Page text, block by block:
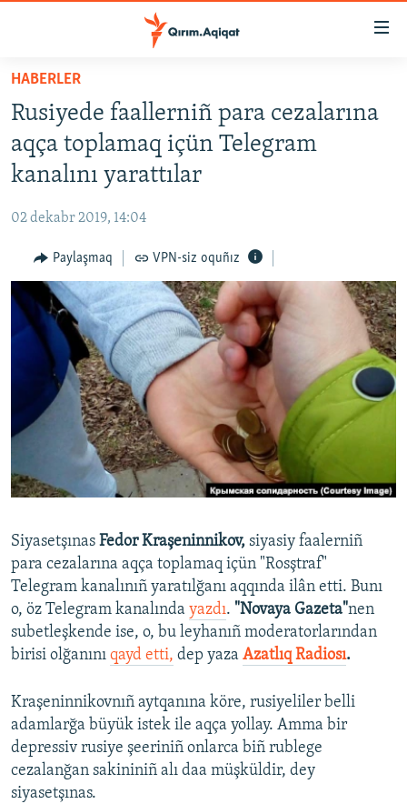
Esas
qaytmaq
Baş
navigatsiyağa
qaytmaq
Qıdıruvğa
SİYASET
İQTİSADİYAT
MEDENİYET
İNSAN AQLARI
VİDEO
SÜRET
BLOGLAR
Русский
Українською
RFE/RS bütün saytları
HABERLER
Rusiyede faallerniñ para cezalarına
aqça toplamaq içün Telegram
kanalını yarattılar
02 dekabr 2019, 14:04
Paylaşmaq VPN-siz oquñız
Siyasetşınas Fedor Kraşeninnikov, siyasiy faalerniñ
para cezalarına aqça toplamaq içün "Rosştraf"
Telegram kanalınıñ yaratılğanı aqqında ilân etti. Bunı
o, öz Telegram kanalında yazdı. "Novaya Gazeta"nen
subetleşkende ise, o, bu leyhanıñ moderatorlarından
birisi olğanını qayd etti, dep yaza Azatlıq Radiosı.
Kraşeninnikovnıñ aytqanına köre, rusiyeliler belli
adamlarğa büyük istek ile aqça yollay. Amma bir
depressiv rusiye şeeriniñ onlarca biñ rublege
cezalanğan sakininiñ alı daa müşküldir, dey
siyasetşınas.